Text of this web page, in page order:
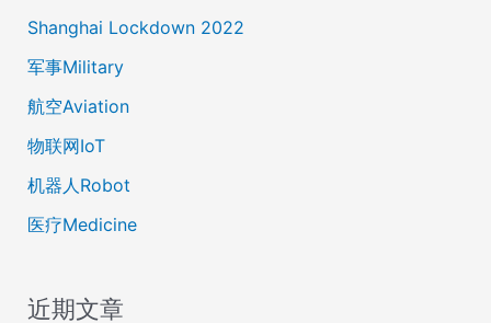
Shanghai Lockdown 2022
军事Military
航空Aviation
物联网IoT
机器人Robot
医疗Medicine
近期文章